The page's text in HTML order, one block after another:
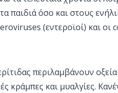
όσο και στους
(εντεροϊοί) και οι
περιλαμβάνουν
κράμπες και μυαλγίες.